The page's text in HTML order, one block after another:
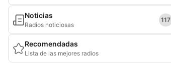
Noticias
Radios noticiosas
117
Recomendadas
Lista de las mejores radios